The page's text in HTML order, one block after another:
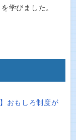
学びました。
おもしろ制度が